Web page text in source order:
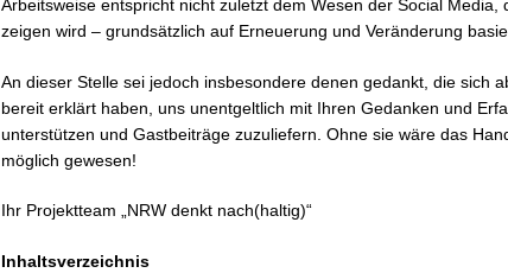
Arbeitsweise entspricht nicht zuletzt dem Wesen der Social Media,
zeigen wird – grundsätzlich auf Erneuerung und Veränderung
An dieser Stelle sei jedoch insbesondere denen gedankt, die sich
bereit erklärt haben, uns unentgeltlich mit Ihren Gedanken und
unterstützen und Gastbeiträge zuzuliefern. Ohne sie wäre das
möglich gewesen!
Ihr Projektteam „NRW denkt nach(haltig)“
Inhaltsverzeichnis